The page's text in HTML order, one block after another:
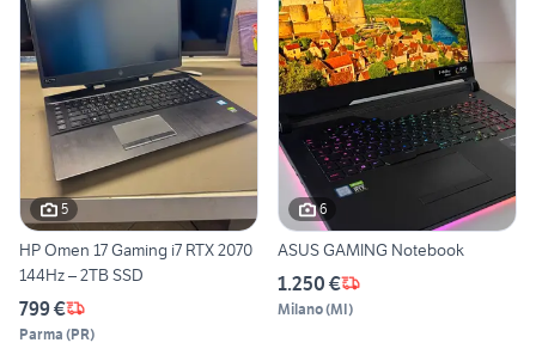
5
HP Omen 17 Gaming i7 RTX 2070
144Hz – 2TB SSD
799 €
Parma (PR)
6
ASUS GAMING Notebook
1.250 €
Milano(MI)